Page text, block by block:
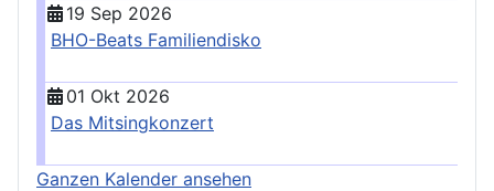
19 Sep 2026
BHO-Beats Familiendisko
01 Okt 2026
Das Mitsingkonzert
Ganzen Kalender ansehen